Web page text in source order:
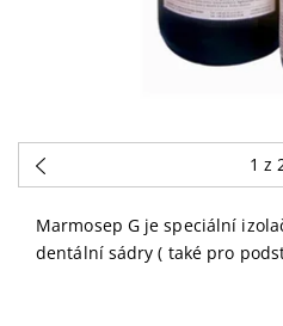
1 z
Marmosep G je speciální
dentální sádry ( také pro